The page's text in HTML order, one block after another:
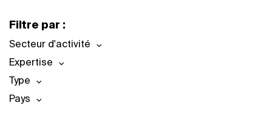
Filtre par :
Secteur d'activité
Expertise
Type
Pays